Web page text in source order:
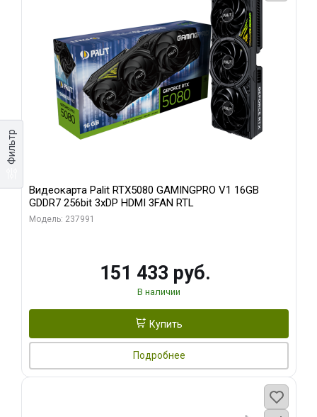
Фильтр
Видеокарта Palit RTX5080 GAMINGPRO V1 16GB
GDDR7 256bit 3xDP HDMI 3FAN RTL
Модель: 237991
151 433 руб.
В наличии
Купить
Подробнее